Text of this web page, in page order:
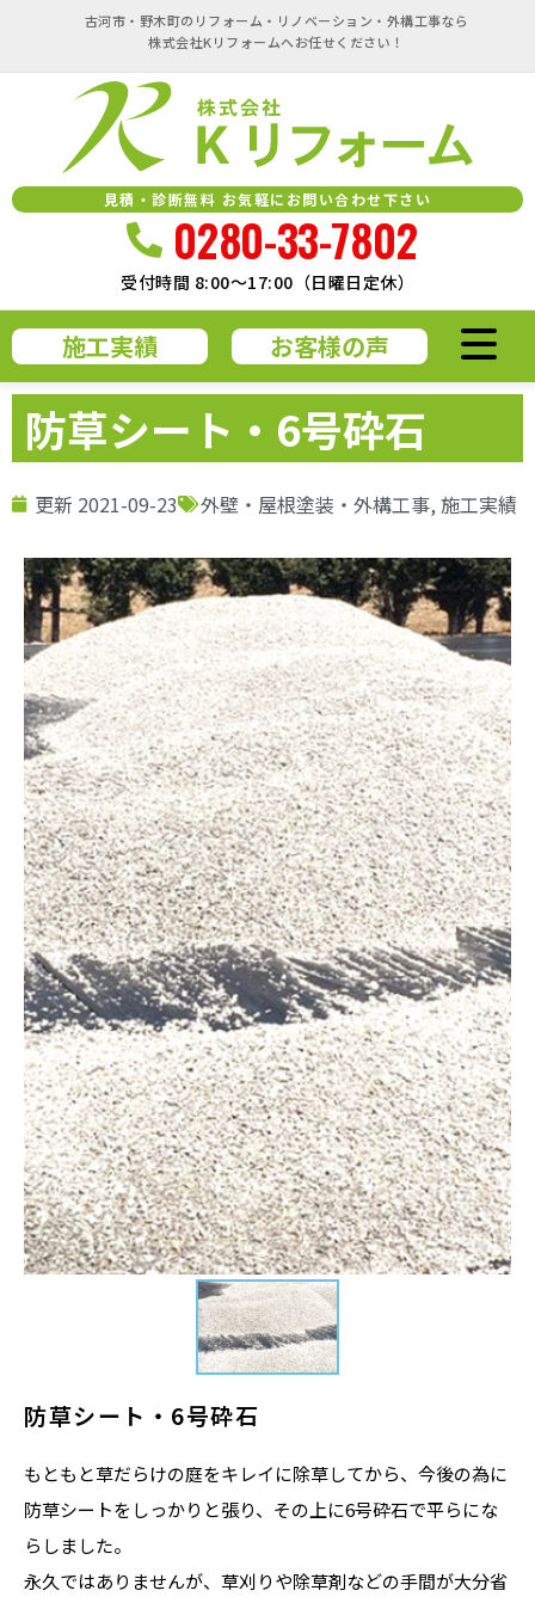
古河市・野木町のリフォーム・リノベーション・外構工事なら
株式会社Kリフォームへお任せください！
見積・診断無料 お気軽にお問い合わせ下さい
0280-33-7802
受付時間 8:00～17:00（日曜日定休）
施工実績 お客様の声
防草シート・6号砕石
更新 2021-09-23 外壁・屋根塗装・外構工事, 施工実績
防草シート・6号砕石
もともと草だらけの庭をキレイに除草してから、今後の為に
防草シートをしっかりと張り、その上に6号砕石で平らにな
らしました。
永久ではありませんが、草刈りや除草剤などの手間が大分省